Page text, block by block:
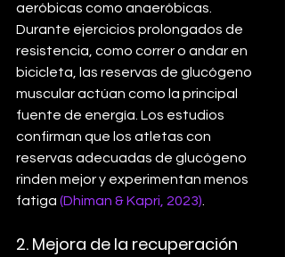
aeróbicas como anaeróbicas.
Durante ejercicios prolongados de
resistencia, como correr o andar en
bicicleta, las reservas de glucógeno
muscular actúan como la principal
fuente de energía. Los estudios
confirman que los atletas con
reservas adecuadas de glucógeno
rinden mejor y experimentan menos
fatiga (Dhiman & Kapri, 2023).
2. Mejora de la recuperación